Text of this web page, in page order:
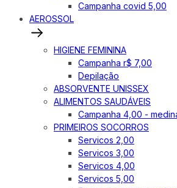
Campanha covid 5,00
AEROSSOL
HIGIENE FEMININA
Campanha r$ 7,00
Depilação
ABSORVENTE UNISSEX
ALIMENTOS SAUDÁVEIS
Campanha 4,00 -
PRIMEIROS SOCORROS
Servicos 2,00
Servicos 3,00
Servicos 4,00
Servicos 5,00